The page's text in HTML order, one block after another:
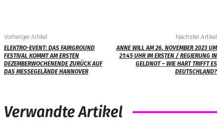
Vorheriger Artikel
ELEKTRO-EVENT: DAS FAIRGROUND
FESTIVAL KOMMT AM ERSTEN
DEZEMBERWOCHENENDE ZURÜCK AUF
DAS MESSEGELÄNDE HANNOVER
Nächster Artikel
ANNE WILL AM 26. NOVEMBER 2023 UM
21:45 UHR IM ERSTEN / REGIERUNG IN
GELDNOT – WIE HART TRIFFT ES
DEUTSCHLAND?
Verwandte Artikel